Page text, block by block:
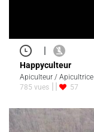
|
Happyculteur
Apiculteur / Apicultrice
785 vues
57